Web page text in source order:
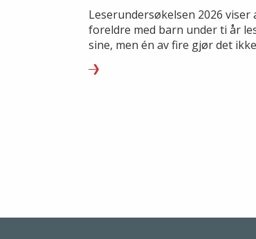
Leserundersøkelsen 2026 viser
foreldre med barn under ti år
sine, men én av fire gjør det